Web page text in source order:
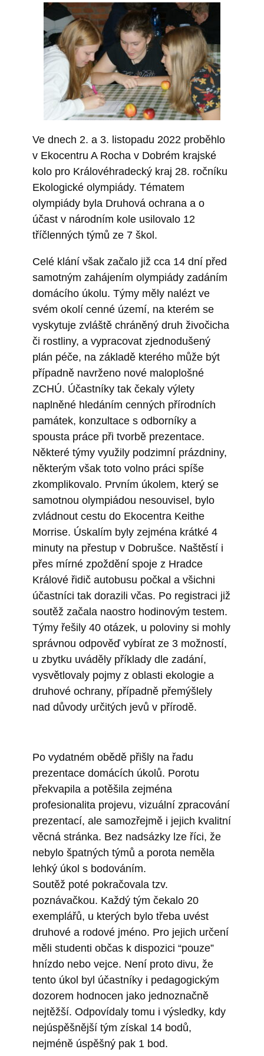
Ve dnech 2. a 3. listopadu 2022 proběhlo
v Ekocentru A Rocha v Dobrém krajské
kolo pro Královéhradecký kraj 28. ročníku
Ekologické olympiády. Tématem
olympiády byla Druhová ochrana a o
účast v národním kole usilovalo 12
tříčlenných týmů ze 7 škol.
Celé klání však začalo již cca 14 dní před
samotným zahájením olympiády zadáním
domácího úkolu. Týmy měly nalézt ve
svém okolí cenné území, na kterém se
vyskytuje zvláště chráněný druh živočicha
či rostliny, a vypracovat zjednodušený
plán péče, na základě kterého může být
případně navrženo nové maloplošné
ZCHÚ. Účastníky tak čekaly výlety
naplněné hledáním cenných přírodních
památek, konzultace s odborníky a
spousta práce při tvorbě prezentace.
Některé týmy využily podzimní prázdniny,
některým však toto volno práci spíše
zkomplikovalo. Prvním úkolem, který se
samotnou olympiádou nesouvisel, bylo
zvládnout cestu do Ekocentra Keithe
Morrise. Úskalím byly zejména krátké 4
minuty na přestup v Dobrušce. Naštěstí i
přes mírné zpoždění spoje z Hradce
Králové řidič autobusu počkal a všichni
účastníci tak dorazili včas. Po registraci již
soutěž začala naostro hodinovým testem.
Týmy řešily 40 otázek, u poloviny si mohly
správnou odpověď vybírat ze 3 možností,
u zbytku uváděly příklady dle zadání,
vysvětlovaly pojmy z oblasti ekologie a
druhové ochrany, případně přemýšlely
nad důvody určitých jevů v přírodě.
Po vydatném obědě přišly na řadu
prezentace domácích úkolů. Porotu
překvapila a potěšila zejména
profesionalita projevu, vizuální zpracování
prezentací, ale samozřejmě i jejich kvalitní
věcná stránka. Bez nadsázky lze říci, že
nebylo špatných týmů a porota neměla
lehký úkol s bodováním.
Soutěž poté pokračovala tzv.
poznávačkou. Každý tým čekalo 20
exemplářů, u kterých bylo třeba uvést
druhové a rodové jméno. Pro jejich určení
měli studenti občas k dispozici “pouze”
hnízdo nebo vejce. Není proto divu, že
tento úkol byl účastníky i pedagogickým
dozorem hodnocen jako jednoznačně
nejtěžší. Odpovídaly tomu i výsledky, kdy
nejúspěšnější tým získal 14 bodů,
nejméně úspěšný pak 1 bod.